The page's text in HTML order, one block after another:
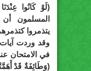
(لَوْ كَانُوا
المسلمون
يتذمروا
وقد وردت آيات
في الامتحان
(وَطَائِفَةٌ قَدْ